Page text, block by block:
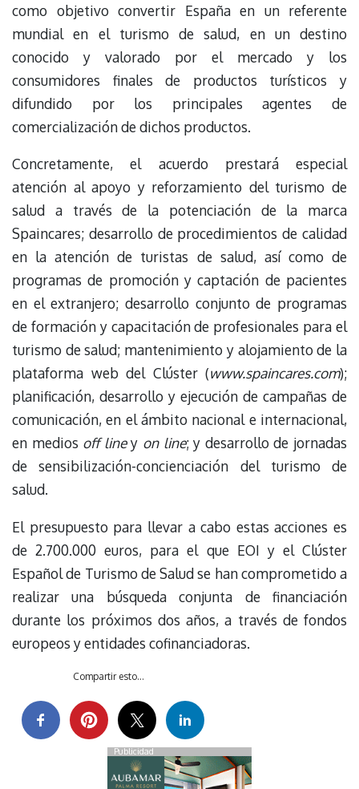
como objetivo convertir España en un referente
mundial en el turismo de salud, en un destino
conocido y valorado por el mercado y los
consumidores finales de productos turísticos y
difundido por los principales agentes de
comercialización de dichos productos.
Concretamente, el acuerdo prestará especial
atención al apoyo y reforzamiento del turismo de
salud a través de la potenciación de la marca
Spaincares; desarrollo de procedimientos de calidad
en la atención de turistas de salud, así como de
programas de promoción y captación de pacientes
en el extranjero; desarrollo conjunto de programas
de formación y capacitación de profesionales para el
turismo de salud; mantenimiento y alojamiento de la
plataforma web del Clúster (www.spaincares.com);
planificación, desarrollo y ejecución de campañas de
comunicación, en el ámbito nacional e internacional,
en medios off liney on line; y desarrollo de jornadas
de sensibilización-concienciación del turismo de
salud.
El presupuesto para llevar a cabo estas acciones es
de 2.700.000 euros, para el que EOI y el Clúster
Español de Turismo de Salud se han comprometido a
realizar una búsqueda conjunta de financiación
durante los próximos dos años, a través de fondos
europeos y entidades cofinanciadoras.
Compartir esto...
Publicidad